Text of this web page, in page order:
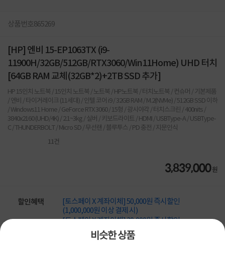
비슷한 상품
상품번호865269
[HP] 엔비 15-EP1063TX (i9-
11900H/32GB/512GB/RTX3060/Win11Home) UHD 터치
[64GB RAM 교체(32GB*2)+2TB SSD 추가]
HP 15인치 노트북 / 15인치 노트북 / 노트북 / HP노트북 / 터치노트북 / 컨슈머 / 기본제품
/ 엔비 / 타이거레이크 (11세대) / 인텔 코어 i9 / 32GB RAM / M.2(NVMe) / 512GB SSD 이하
/ Windows11 Home / GeForce RTX 3060 / 15형 / 광시야각 / 터치스크린 / 400nits /
3840x2160 (UHD/4K) / 2.1~3kg / 실버 / 키보드라이트 / HDMI / USBType-A / USBType-
C / THUNDERBOLT / Micro SD / 무선랜 / 블루투스 / PD 충전 / 지문인식
11건
3,839,000원
할인혜택
[토스페이 X 계좌이체] 50,000원 즉시할인
(1,000,000원 이상 결제 시)
[토스페이 X 계좌이체] 20,000원 즉시할인
(600,000원 이상 결제 시)
[토스페이 X 농협카드] 5% 즉시할인 (800,000원 이